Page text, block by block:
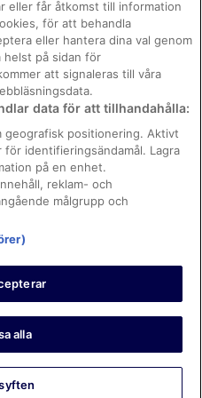
Expedia Group.
ensamrätt. MrJet är ett
som tillhör Expedia, Inc.
eller får åtkomst till information
för att behandla
eller hantera dina val genom
helst på sidan för
att signaleras till våra
data för att tillhandahålla:
geografisk positionering. Aktivt
identifieringsändamål. Lagra
på en enhet.
reklam- och
målgrupp och
alla